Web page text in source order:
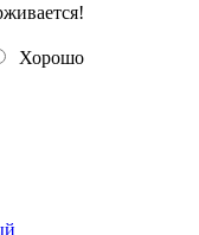
Хорошо